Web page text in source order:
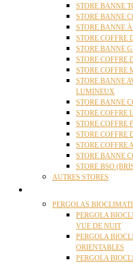
STORE BANNE
STORE BANNE
STORE BANNE
STORE COFFRE
STORE BANNE
STORE COFFRE
STORE COFFRE
STORE BANNE
LUMINEUX
STORE BANNE
STORE COFFRE
STORE COFFRE
STORE COFFRE
STORE COFFRE
STORE BANNE
STORE BSO
AUTRES STORES
PERGOLAS
PERGOLA
VUE DE NUIT
PERGOLA
ORIENTABLES
PERGOLA